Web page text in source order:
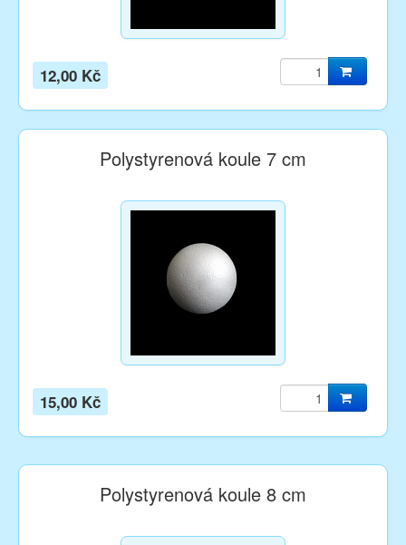
12,00 Kč
Polystyrenová koule 7 cm
15,00 Kč
Polystyrenová koule 8 cm